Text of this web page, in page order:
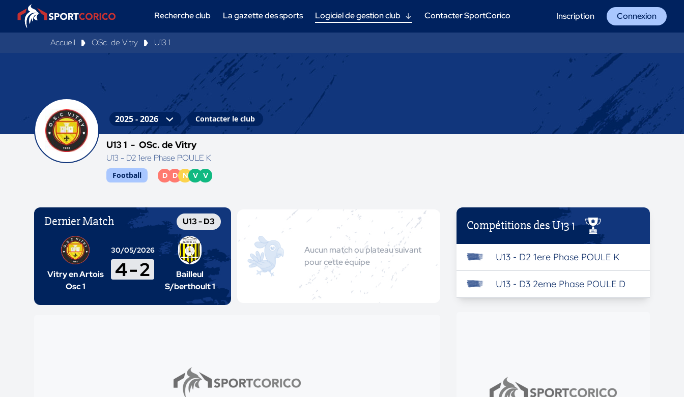
Recherche club La gazette des sports Logiciel de gestion club Contacter SportCorico Inscription Connexion
Accueil OSc. de Vitry U13 1
Contacter le club
U13 1 -OSc. de Vitry
U13 - D2 1ere Phase POULE K
Football D D N V V
Dernier Match U13 - D3
Vitry en Artois
Osc 1
30/05/2026
4-2
Bailleul
S/berthoult 1
Aucun match ou plateau suivant
pour cette équipe
Compétitions des U13 1
U13 - D2 1ere Phase POULE K
U13 - D3 2eme Phase POULE D